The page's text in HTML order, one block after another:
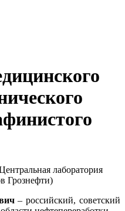
лаборатория
Грознефти)
– российский, советский